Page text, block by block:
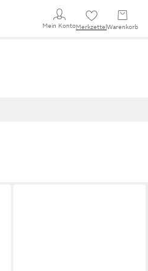
Mein KontoMerkzettel Warenkorb